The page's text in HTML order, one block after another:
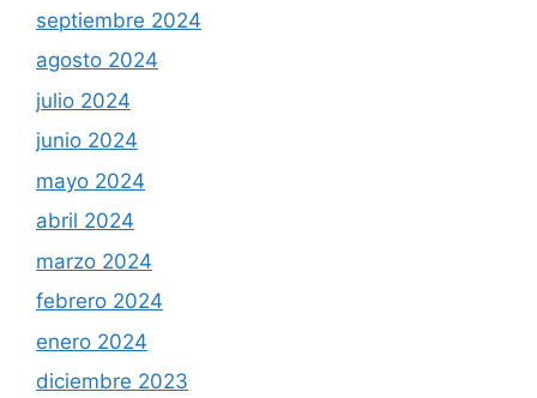
septiembre 2024
agosto 2024
julio 2024
junio 2024
mayo 2024
abril 2024
marzo 2024
febrero 2024
enero 2024
diciembre 2023